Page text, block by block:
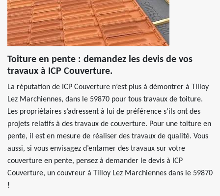
Toiture en pente : demandez les devis de vos
travaux à ICP Couverture.
La réputation de ICP Couverture n’est plus à démontrer à Tilloy
Lez Marchiennes, dans le 59870 pour tous travaux de toiture.
Les propriétaires s’adressent à lui de préférence s’ils ont des
projets relatifs à des travaux de couverture. Pour une toiture en
pente, il est en mesure de réaliser des travaux de qualité. Vous
aussi, si vous envisagez d’entamer des travaux sur votre
couverture en pente, pensez à demander le devis à ICP
Couverture, un couvreur à Tilloy Lez Marchiennes dans le 59870
!